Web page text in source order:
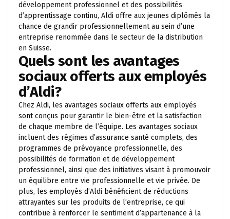
développement professionnel et des possibilités
d’apprentissage continu, Aldi offre aux jeunes diplômés la
chance de grandir professionnellement au sein d’une
entreprise renommée dans le secteur de la distribution
en Suisse.
Quels sont les avantages
sociaux offerts aux employés
d’Aldi?
Chez Aldi, les avantages sociaux offerts aux employés
sont conçus pour garantir le bien-être et la satisfaction
de chaque membre de l’équipe. Les avantages sociaux
incluent des régimes d’assurance santé complets, des
programmes de prévoyance professionnelle, des
possibilités de formation et de développement
professionnel, ainsi que des initiatives visant à promouvoir
un équilibre entre vie professionnelle et vie privée. De
plus, les employés d’Aldi bénéficient de réductions
attrayantes sur les produits de l’entreprise, ce qui
contribue à renforcer le sentiment d’appartenance à la